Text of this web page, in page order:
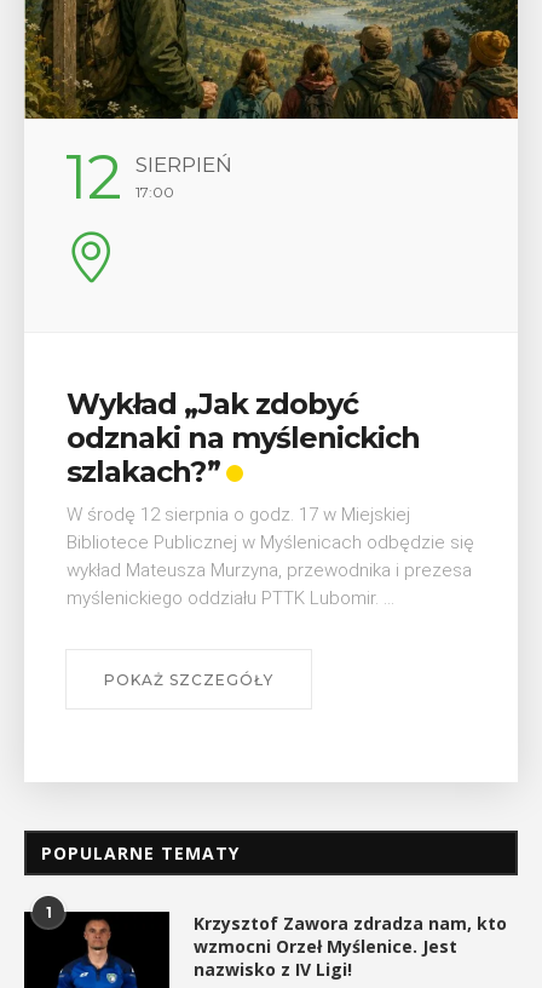
29 SIERPIEŃ
08:00 - 18:00
V Turniej Myślimira.
Mieszczanie i rzemieślnicy
W ostatni weekend wakacji, czyli 29-30 sierpnia w
Myślenicach odbędzie się piąta edycja Turnieju
Myślimira. Wydarzenie organizowane przez
Muzeum Niepodległości w Myślenicach odbędzie
się na ...
POKAŻ SZCZEGÓŁY
POPULARNE TEMATY
1
Krzysztof Zawora zdradza nam, kto
wzmocni Orzeł Myślenice. Jest
nazwisko z IV Ligi!